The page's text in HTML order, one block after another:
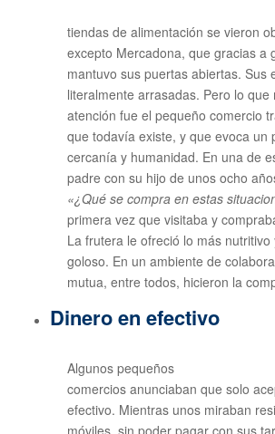
tiendas de alimentación se vieron
excepto Mercadona, que gracias a
mantuvo sus puertas abiertas. Sus
literalmente arrasadas. Pero lo que
atención fue el pequeño comercio
que todavía existe, y que evoca un
cercanía y humanidad. En una de
padre con su hijo de unos ocho
«¿Qué se compra en estas
primera vez que visitaba y
La frutera le ofreció lo más
goloso. En un ambiente de
mutua, entre todos, hicieron la
Dinero en efectivo
Algunos pequeños
comercios anunciaban que solo
efectivo. Mientras unos miraban